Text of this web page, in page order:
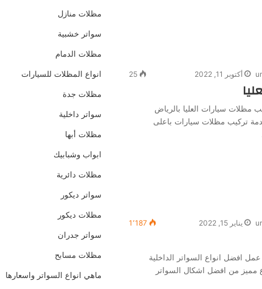
أكتوبر 11, 2022 25
مظلات سيارات العليا بالرياض
تركيب مظلات سيارات باعلى
يناير 15, 2022 1٬187
افضل انواع السواتر الداخلية
مميز من افضل اشكال السواتر
مظلات منازل
سواتر خشبية
مظلات الدمام
انواع المظلات للسيارات
مظلات جدة
سواتر داخلية
مظلات أبها
ابواب وشبابيك
مظلات دائرية
سواتر ديكور
مظلات ديكور
سواتر جدران
مظلات مسابح
ماهي انواع السواتر واسعارها